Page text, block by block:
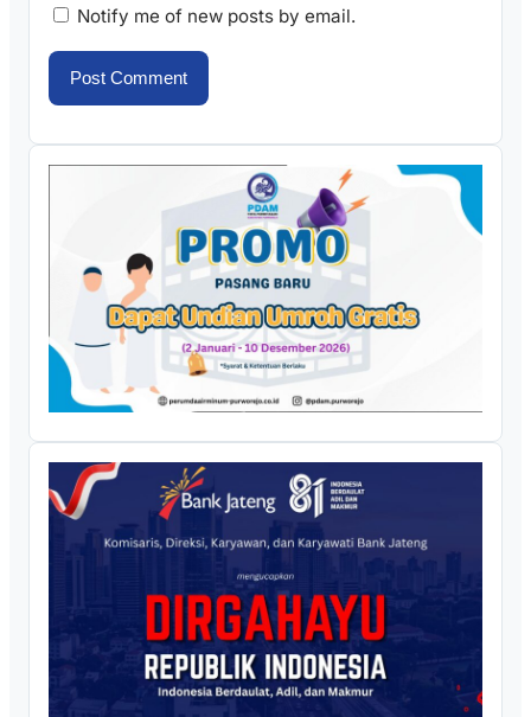
Notify me of new posts by email.